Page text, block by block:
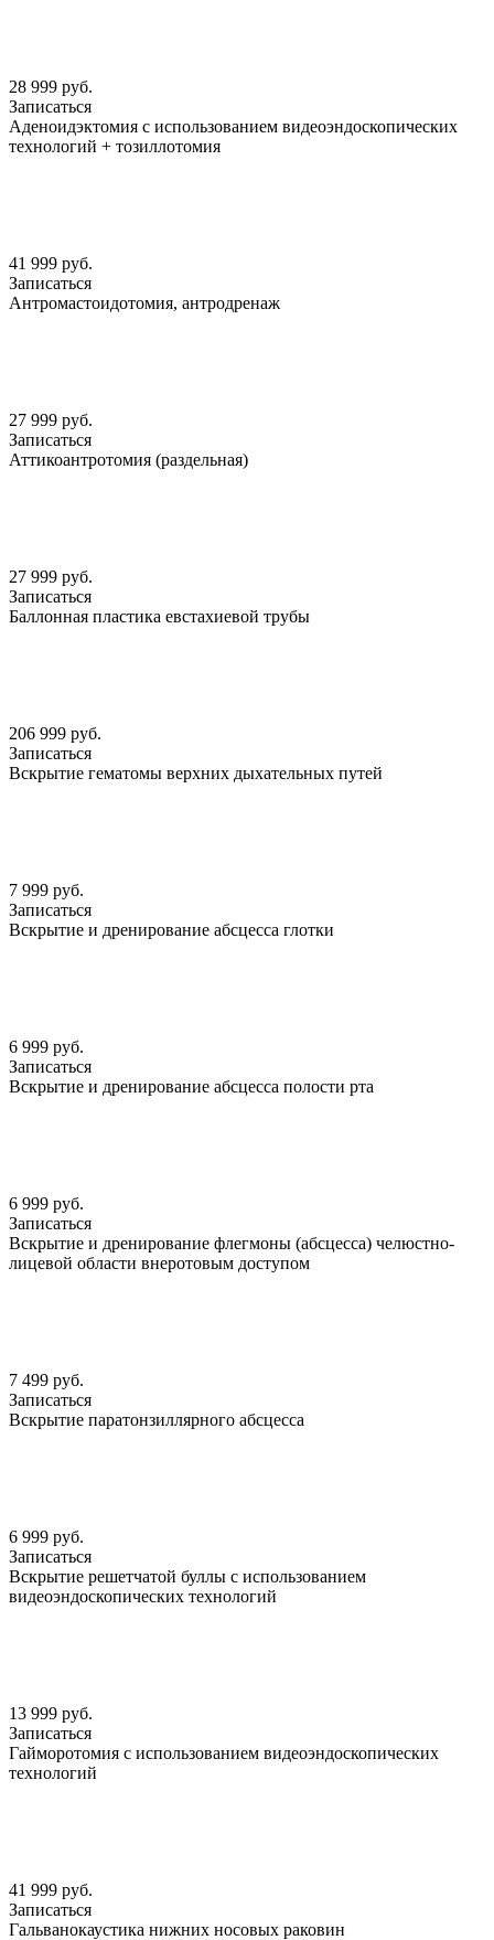
28 999 руб.
Записаться
Аденоидэктомия с использованием видеоэндоскопических
технологий + тозиллотомия
41 999 руб.
Записаться
Антромастоидотомия, антродренаж
27 999 руб.
Записаться
Аттикоантротомия (раздельная)
27 999 руб.
Записаться
Баллонная пластика евстахиевой трубы
206 999 руб.
Записаться
Вскрытие гематомы верхних дыхательных путей
7 999 руб.
Записаться
Вскрытие и дренирование абсцесса глотки
6 999 руб.
Записаться
Вскрытие и дренирование абсцесса полости рта
6 999 руб.
Записаться
Вскрытие и дренирование флегмоны (абсцесса) челюстно-
лицевой области внеротовым доступом
7 499 руб.
Записаться
Вскрытие паратонзиллярного абсцесса
6 999 руб.
Записаться
Вскрытие решетчатой буллы с использованием
видеоэндоскопических технологий
13 999 руб.
Записаться
Гайморотомия с использованием видеоэндоскопических
технологий
41 999 руб.
Записаться
Гальванокаустика нижних носовых раковин